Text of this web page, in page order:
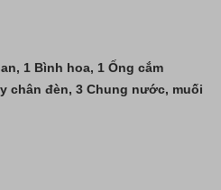
1 Bình hoa, 1 Ống cắm
chân đèn, 3 Chung nước, muối